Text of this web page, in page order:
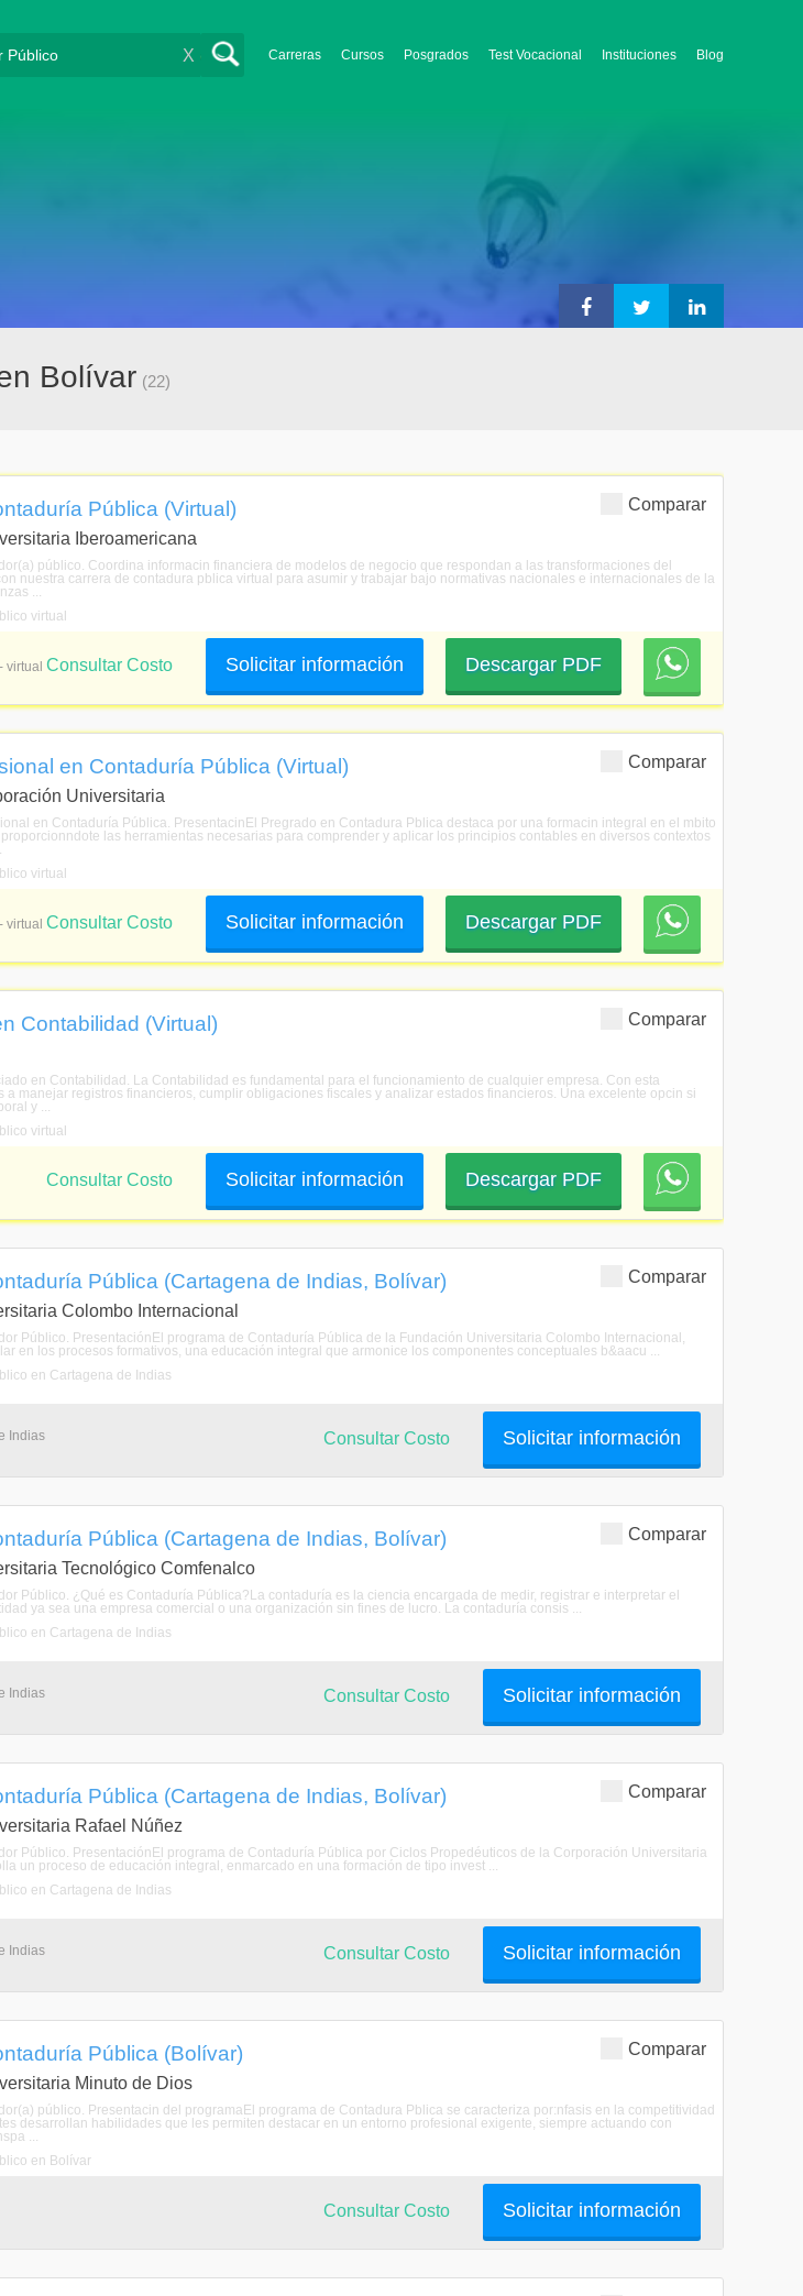
Carreras Cursos Posgrados Test Vocacional Instituciones Blog
X
Bolívar (22)
Comparar
Pública (Virtual)
Iberoamericana
público. Coordina informacin financiera de modelos de negocio que respondan a las transformaciones del
nuestra carrera de contadura pblica virtual para asumir y trabajar bajo normativas nacionales e internacionales de la
...
virtual
virtual Descargar PDF
Solicitar información
Consultar Costo
Comparar
en Contaduría Pública (Virtual)
Universitaria
en Contaduría Pública. PresentacinEl Pregrado en Contadura Pblica destaca por una formacin integral en el mbito
las herramientas necesarias para comprender y aplicar los principios contables en diversos contextos
virtual
virtual Descargar PDF
Solicitar información
Consultar Costo
Comparar
Contabilidad (Virtual)
en Contabilidad. La Contabilidad es fundamental para el funcionamiento de cualquier empresa. Con esta
a manejar registros financieros, cumplir obligaciones fiscales y analizar estados financieros. Una excelente opcin si
y ...
virtual
Descargar PDF
Solicitar información
Consultar Costo
Comparar
Pública (Cartagena de Indias, Bolívar)
Colombo Internacional
Público. PresentaciónEl programa de Contaduría Pública de la Fundación Universitaria Colombo Internacional,
en los procesos formativos, una educación integral que armonice los componentes conceptuales b&aacu ...
en Cartagena de Indias
Indias Solicitar información
Consultar Costo
Comparar
Pública (Cartagena de Indias, Bolívar)
Tecnológico Comfenalco
Público. ¿Qué es Contaduría Pública?La contaduría es la ciencia encargada de medir, registrar e interpretar el
ya sea una empresa comercial o una organización sin fines de lucro. La contaduría consis ...
en Cartagena de Indias
Indias Solicitar información
Consultar Costo
Comparar
Pública (Cartagena de Indias, Bolívar)
Rafael Núñez
Público. PresentaciónEl programa de Contaduría Pública por Ciclos Propedéuticos de la Corporación Universitaria
un proceso de educación integral, enmarcado en una formación de tipo invest ...
en Cartagena de Indias
Indias Solicitar información
Consultar Costo
Comparar
Pública (Bolívar)
Minuto de Dios
público. Presentacin del programaEl programa de Contadura Pblica se caracteriza por:nfasis en la competitividad
desarrollan habilidades que les permiten destacar en un entorno profesional exigente, siempre actuando con
...
en Bolívar
Solicitar información
Consultar Costo